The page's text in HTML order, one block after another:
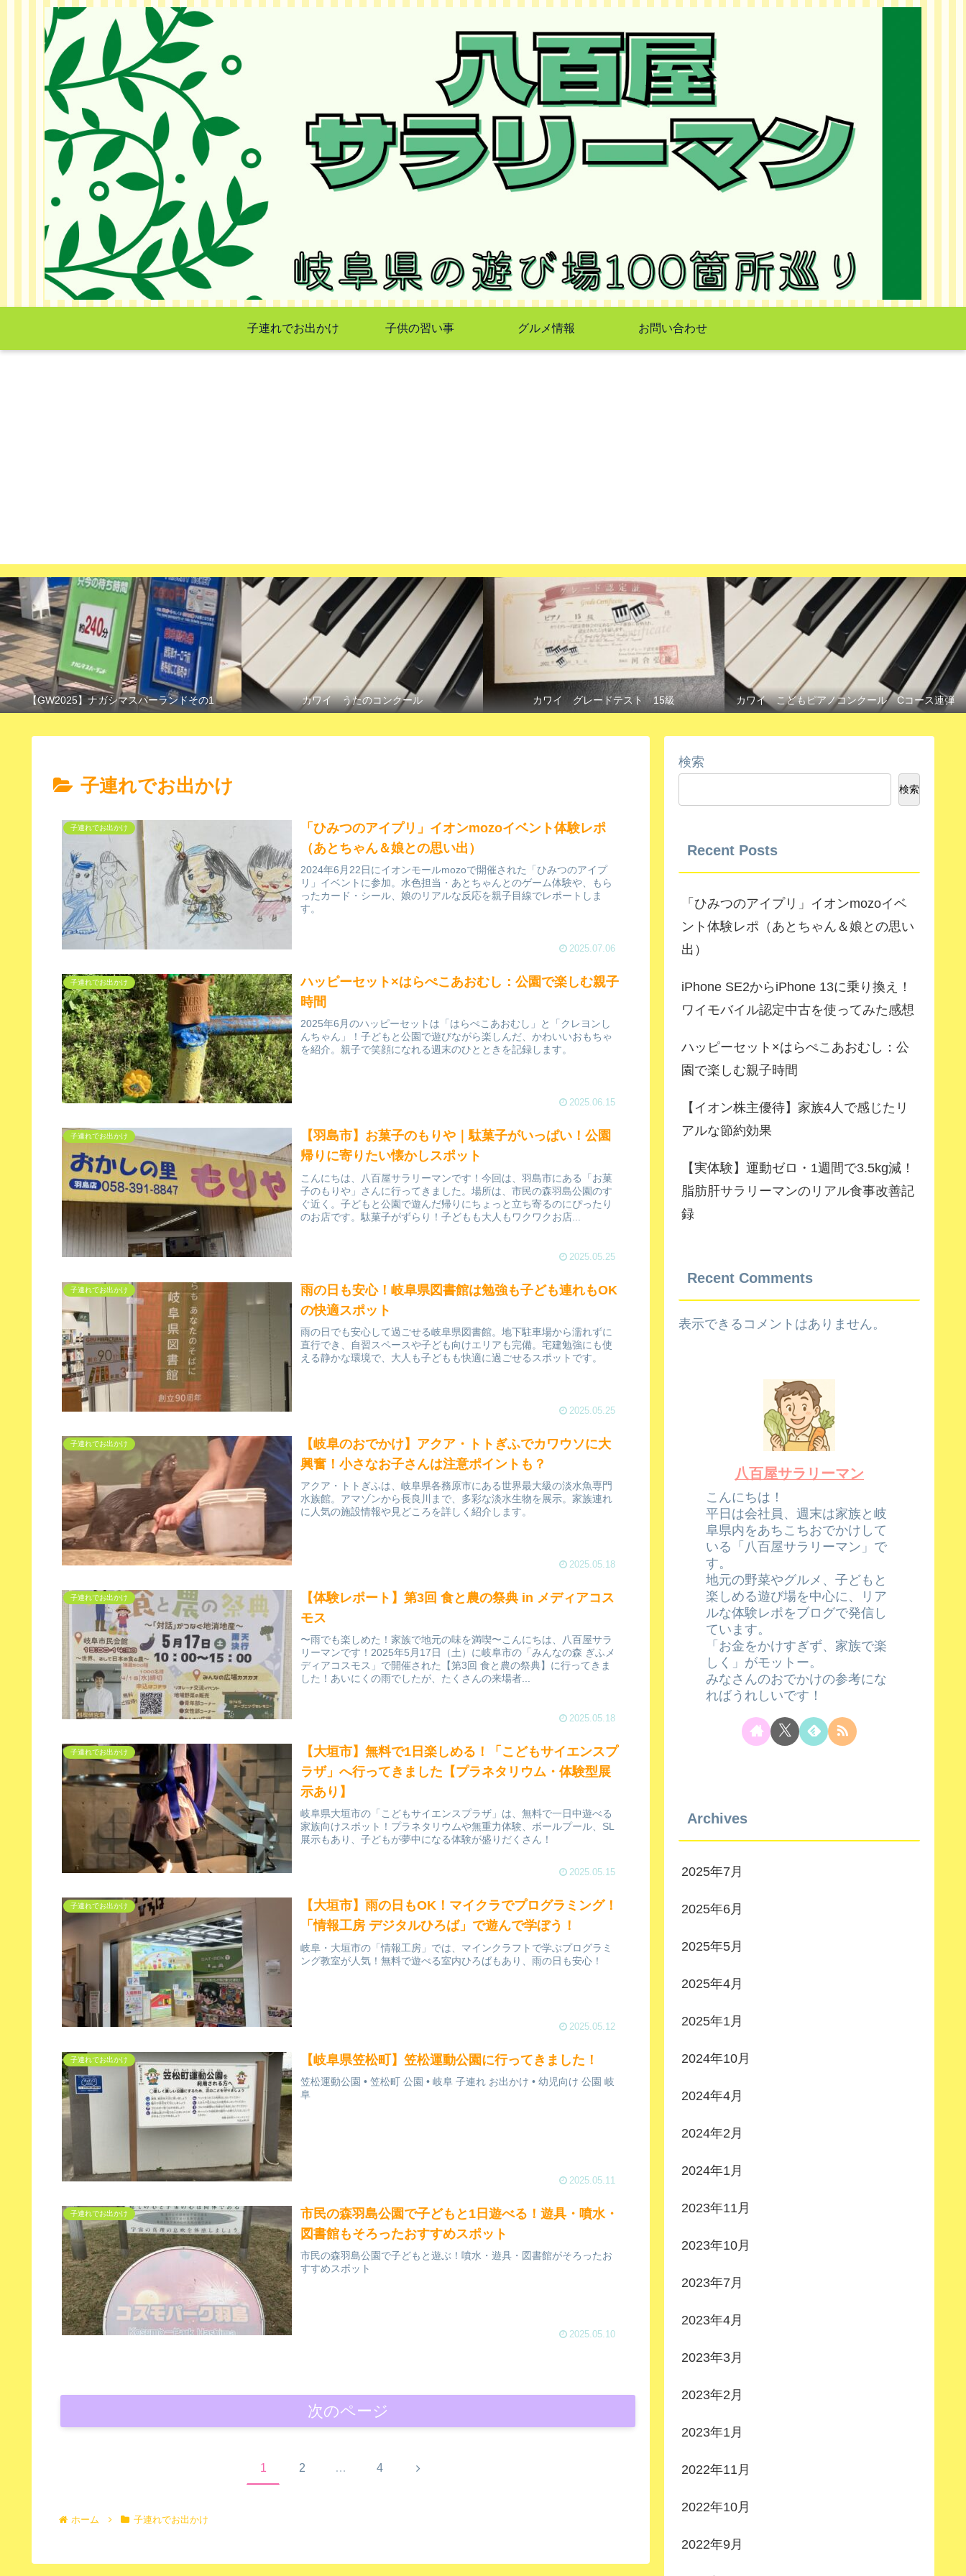
子連れでお出かけ 子供の習い事 グルメ情報 お問い合わせ
【GW2025】ナガシマスパーランドその1 カワイ うたのコンクール カワイ グレードテスト 15級 カワイ こどもピアノコンクール Cコース連弾
子連れでお出かけ
子連れでお出かけ
「ひみつのアイプリ」イオンmozoイベント体験レポ
（あとちゃん＆娘との思い出）
2024年6月22日にイオンモールmozoで開催された「ひみつのアイプ
リ」イベントに参加。水色担当・あとちゃんとのゲーム体験や、もら
ったカード・シール、娘のリアルな反応を親子目線でレポートしま
す。
2025.07.06
子連れでお出かけ
ハッピーセット×はらぺこあおむし：公園で楽しむ親子
時間
2025年6月のハッピーセットは「はらぺこあおむし」と「クレヨンし
んちゃん」！子どもと公園で遊びながら楽しんだ、かわいいおもちゃ
を紹介。親子で笑顔になれる週末のひとときを記録します。
2025.06.15
子連れでお出かけ
【羽島市】お菓子のもりや｜駄菓子がいっぱい！公園
帰りに寄りたい懐かしスポット
こんにちは、八百屋サラリーマンです！今回は、羽島市にある「お菓
子のもりや」さんに行ってきました。場所は、市民の森羽島公園のす
ぐ近く。子どもと公園で遊んだ帰りにちょっと立ち寄るのにぴったり
のお店です。駄菓子がずらり！子どもも大人もワクワクお店...
2025.05.25
子連れでお出かけ
雨の日も安心！岐阜県図書館は勉強も子ども連れもOK
の快適スポット
雨の日でも安心して過ごせる岐阜県図書館。地下駐車場から濡れずに
直行でき、自習スペースや子ども向けエリアも完備。宅建勉強にも使
える静かな環境で、大人も子どもも快適に過ごせるスポットです。
2025.05.25
子連れでお出かけ
【岐阜のおでかけ】アクア・トトぎふでカワウソに大
興奮！小さなお子さんは注意ポイントも？
アクア・トトぎふは、岐阜県各務原市にある世界最大級の淡水魚専門
水族館。アマゾンから長良川まで、多彩な淡水生物を展示。家族連れ
に人気の施設情報や見どころを詳しく紹介します。
2025.05.18
子連れでお出かけ
【体験レポート】第3回 食と農の祭典 in メディアコス
モス
〜雨でも楽しめた！家族で地元の味を満喫〜こんにちは、八百屋サラ
リーマンです！2025年5月17日（土）に岐阜市の「みんなの森 ぎふメ
ディアコスモス」で開催された【第3回 食と農の祭典】に行ってきま
した！あいにくの雨でしたが、たくさんの来場者...
2025.05.18
子連れでお出かけ
【大垣市】無料で1日楽しめる！「こどもサイエンスプ
ラザ」へ行ってきました【プラネタリウム・体験型展
示あり】
岐阜県大垣市の「こどもサイエンスプラザ」は、無料で一日中遊べる
家族向けスポット！プラネタリウムや無重力体験、ボールプール、SL
展示もあり、子どもが夢中になる体験が盛りだくさん！
2025.05.15
子連れでお出かけ
【大垣市】雨の日もOK！マイクラでプログラミング！
「情報工房 デジタルひろば」で遊んで学ぼう！
岐阜・大垣市の「情報工房」では、マインクラフトで学ぶプログラミ
ング教室が人気！無料で遊べる室内ひろばもあり、雨の日も安心！
2025.05.12
子連れでお出かけ 【岐阜県笠松町】笠松運動公園に行ってきました！
笠松運動公園 • 笠松町 公園 • 岐阜 子連れ お出かけ • 幼児向け 公園 岐
阜
2025.05.11
子連れでお出かけ
市民の森羽島公園で子どもと1日遊べる！遊具・噴水・
図書館もそろったおすすめスポット
市民の森羽島公園で子どもと遊ぶ！噴水・遊具・図書館がそろったお
すすめスポット
2025.05.10
次のページ
1 2 … 4 次
ホーム 子連れでお出かけ
検索
検索
Recent Posts
「ひみつのアイプリ」イオンmozoイベ
ント体験レポ（あとちゃん＆娘との思い
出）
iPhone SE2からiPhone 13に乗り換え！
ワイモバイル認定中古を使ってみた感想
ハッピーセット×はらぺこあおむし：公
園で楽しむ親子時間
【イオン株主優待】家族4人で感じたリ
アルな節約効果
【実体験】運動ゼロ・1週間で3.5kg減！
脂肪肝サラリーマンのリアル食事改善記
録
Recent Comments
表示できるコメントはありません。
八百屋サラリーマン
こんにちは！
平日は会社員、週末は家族と岐
阜県内をあちこちおでかけして
いる「八百屋サラリーマン」で
す。
地元の野菜やグルメ、子どもと
楽しめる遊び場を中心に、リア
ルな体験レポをブログで発信し
ています。
「お金をかけすぎず、家族で楽
しく」がモットー。
みなさんのおでかけの参考にな
ればうれしいです！
Archives
2025年7月
2025年6月
2025年5月
2025年4月
2025年1月
2024年10月
2024年4月
2024年2月
2024年1月
2023年11月
2023年10月
2023年7月
2023年4月
2023年3月
2023年2月
2023年1月
2022年11月
2022年10月
2022年9月